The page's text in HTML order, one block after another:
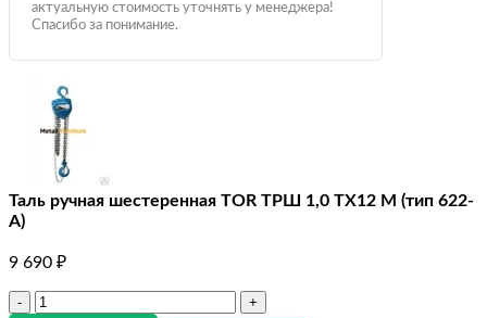
актуальную стоимость уточнять у менеджера!
Спасибо за понимание.
Таль ручная шестеренная TOR ТРШ 1,0 ТХ12 М (тип 622-
A)
9 690 ₽
Количество